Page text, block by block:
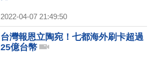
2022-04-07 21:49:50
台灣報恩立陶宛！七都海外刷卡超過
25億台幣